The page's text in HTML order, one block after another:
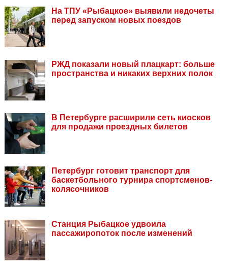
На ТПУ «Рыбацкое» выявили недочеты
перед запуском новых поездов
РЖД показали новый плацкарт: больше
пространства и никаких верхних полок
В Петербурге расширили сеть киосков
для продажи проездных билетов
Петербург готовит транспорт для
баскетбольного турнира спортсменов-
колясочников
Станция Рыбацкое удвоила
пассажиропоток после изменений